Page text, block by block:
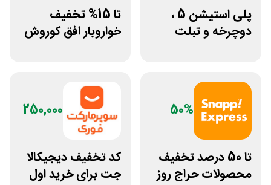
پلی استیشن 5 ،
دوچرخه و تبلت
تا 15% تخفیف
خواروبار افق کوروش
50%
تا 50 درصد تخفیف
محصولات حراج روز
250,000
کد تخفیف دیجیکالا
جت برای خرید اول